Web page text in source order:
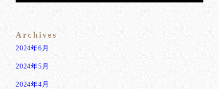
Archives
2024年6月
2024年5月
2024年4月